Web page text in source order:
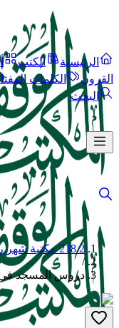
الرئيسية الكتب
القرون
الكلمات
البحث
218.2 مكتبة شهر رمضان
/
دروس المسجد